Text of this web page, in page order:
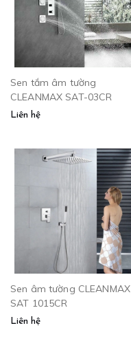
Sen tắm âm tường
CLEANMAX SAT-03CR
Liên hệ
Sen âm tường CLEANMAX
SAT 1015CR
Liên hệ